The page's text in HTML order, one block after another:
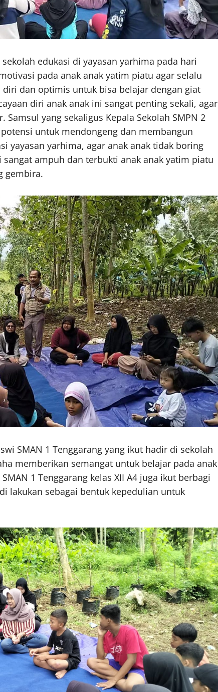
edukasi di yayasan yarhima pada hari
pada anak anak yatim piatu agar selalu
dan optimis untuk bisa belajar dengan giat
diri anak anak ini sangat penting sekali, agar
yang sekaligus Kepala Sekolah SMPN 2
untuk mendongeng dan membangun
yayasan yarhima, agar anak anak tidak boring
ampuh dan terbukti anak anak yatim piatu
gembira.
SMAN 1 Tenggarang yang ikut hadir di sekolah
memberikan semangat untuk belajar pada anak
1 Tenggarang kelas XII A4 juga ikut berbagi
lakukan sebagai bentuk kepedulian untuk